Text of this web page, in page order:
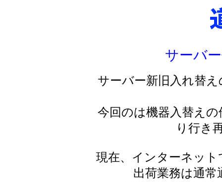
サーバ
サーバー新旧入れ替
今回のは機器入替え
り行き
現在、インターネッ
出荷業務は通